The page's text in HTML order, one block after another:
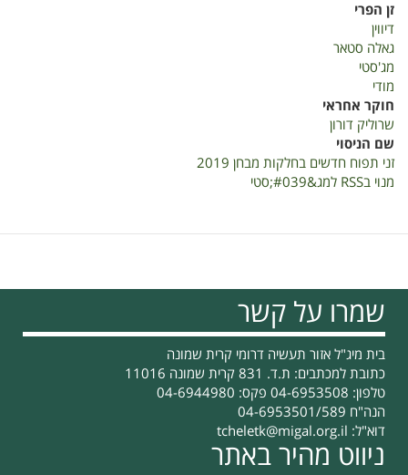
בחלקות
זן הפרי
דיווין
גאלה סטאר
מג'סטי
מודי
חוקר אחראי
שרוליק דורון
שם הניסוי
זני תפוח חדשים בחלקות מבחן 2019
מנוי בRSS למג&#039;סטי
שמרו על קשר
בית מיג"ל אזור תעשיה דרומי קרית שמונה
כתובת למכתבים: ת.ד. 831 קרית שמונה 11016
טלפון: 04-6953508 פקס: 04-6944980
הנה"ח 04-6953501/589
דוא"ל: tcheletk@migal.org.il
ניווט מהיר באתר